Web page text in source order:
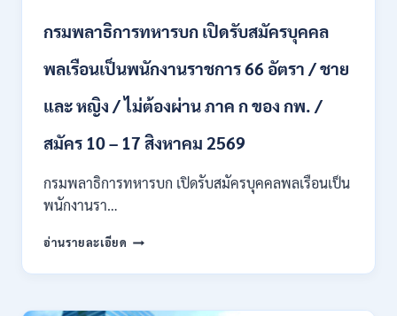
กรมพลาธิการทหารบก เปิดรับสมัครบุคคล
พลเรือนเป็นพนักงานราชการ 66 อัตรา / ชาย
และ หญิง / ไม่ต้องผ่าน ภาค ก ของ กพ. /
สมัคร 10 – 17 สิงหาคม 2569
กรมพลาธิการทหารบก เปิดรับสมัครบุคคลพลเรือนเป็น
พนักงานรา…
อ่านรายละเอียด กรม
ทหาร
เปิด